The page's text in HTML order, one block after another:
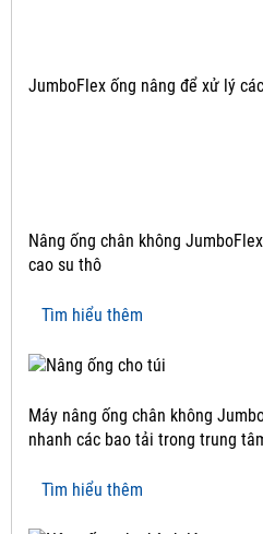
JumboFlex ống nâng để xử lý
Nâng ống chân không
cao su thô
Tìm hiểu thêm
Máy nâng ống chân không
nhanh các bao tải trong trung
Tìm hiểu thêm